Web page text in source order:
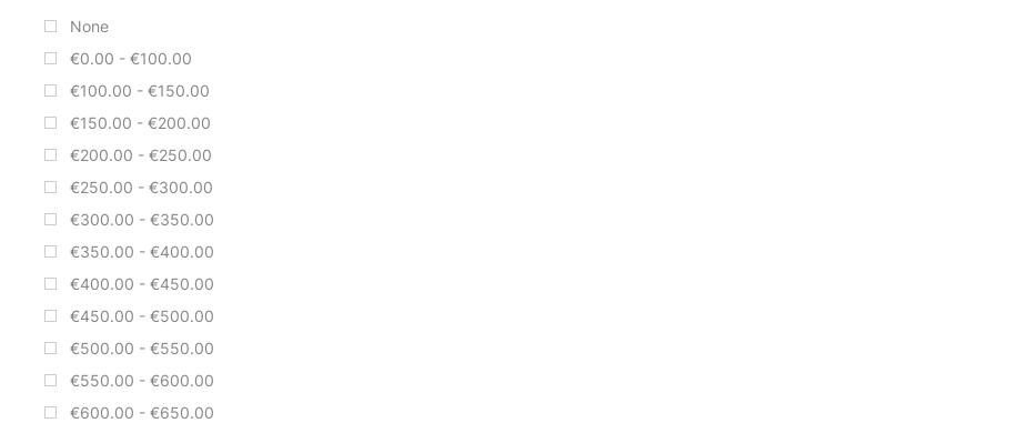
None
€0.00 - €100.00
€100.00 - €150.00
€150.00 - €200.00
€200.00 - €250.00
€250.00 - €300.00
€300.00 - €350.00
€350.00 - €400.00
€400.00 - €450.00
€450.00 - €500.00
€500.00 - €550.00
€550.00 - €600.00
€600.00 - €650.00